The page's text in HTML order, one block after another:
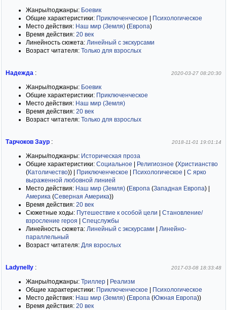
Жанры/поджанры: Боевик
Общие характеристики: Приключенческое
Психологическое
Место действия: Наш мир (Земля) (Европа)
Время действия: 20 век
Линейность сюжета: Линейный с экскурсами
Возраст читателя: Только для взрослых
Надежда : 2020-03-27 08:20:30
Жанры/поджанры: Боевик
Общие характеристики: Приключенческое
Место действия: Наш мир (Земля)
Время действия: 20 век
Возраст читателя: Только для взрослых
Тарчоков Заур : 2018-11-01 19:01:14
Жанры/поджанры: Историческая проза
Общие характеристики: Социальное Религиозное (Христианство
(Католичество)) Приключенческое Психологическое
С ярко
выраженной любовной линией
Место действия: Наш мир (Земля) (Европа (Западная Европа)
Америка (Северная Америка))
Время действия: 20 век
Сюжетные ходы: Путешествие к особой цели
Становление/
взросление героя
Спецслужбы
Линейность сюжета: Линейный с экскурсами
Линейно-
параллельный
Возраст читателя: Для взрослых
Ladynelly : 2017-03-08 18:33:48
Жанры/поджанры: Триллер
Реализм
Общие характеристики: Приключенческое
Психологическое
Место действия: Наш мир (Земля) (Европа (Южная Европа))
Время действия: 20 век